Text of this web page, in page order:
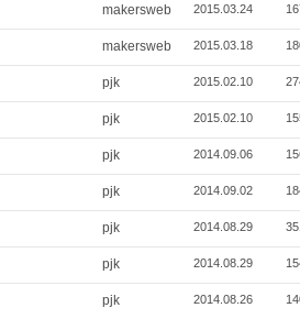
makersweb 2015.03.24
makersweb 2015.03.18
pjk 2015.02.10
pjk 2015.02.10
pjk 2014.09.06
pjk 2014.09.02
pjk 2014.08.29
pjk 2014.08.29
pjk 2014.08.26